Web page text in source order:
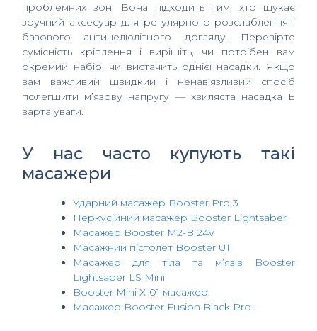
проблемних зон. Вона підходить тим, хто шукає
зручний аксесуар для регулярного розслаблення і
базового антицелюлітного догляду. Перевірте
сумісність кріплення і вирішіть, чи потрібен вам
окремий набір, чи вистачить однієї насадки. Якщо
вам важливий швидкий і ненав’язливий спосіб
полегшити м’язову напругу — хвиляста насадка E
варта уваги.
У нас часто купують такі
масажери
Ударний масажер Booster Pro 3
Перкусійний масажер Booster Lightsaber
Масажер Booster M2-B 24V
Масажний пістолет Booster U1
Масажер для тіла та м’язів Booster
Lightsaber LS Mini
Booster Mini X-01 масажер
Масажер Booster Fusion Black Pro